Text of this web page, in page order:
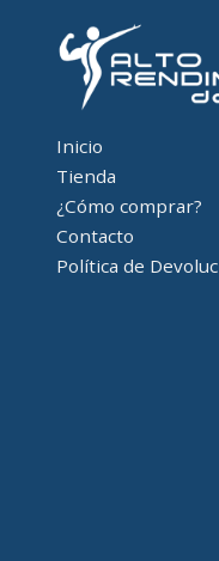
Inicio
Tienda
¿Cómo comprar?
Contacto
Política de